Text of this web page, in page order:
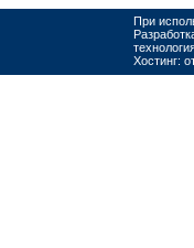
При
Хостинг: